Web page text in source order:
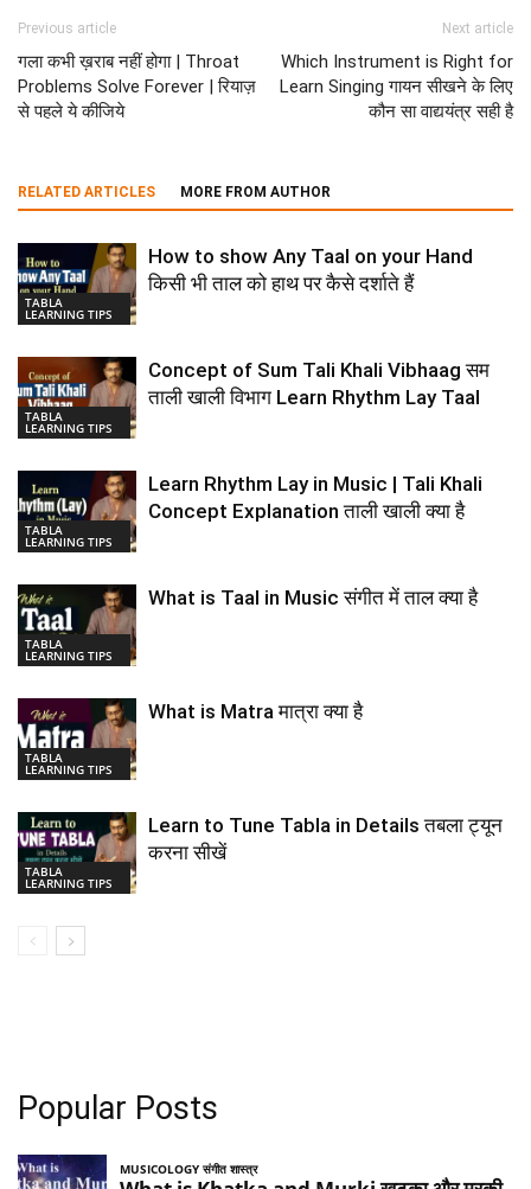
Previous article
गला कभी ख़राब नहीं होगा | Throat
Problems Solve Forever | रियाज़
से पहले ये कीजिये
Next article
Which Instrument is Right for
Learn Singing गायन सीखने के लिए
कौन सा वाद्ययंत्र सही है
RELATED ARTICLES MORE FROM AUTHOR
TABLA
LEARNING TIPS
How to show Any Taal on your Hand
किसी भी ताल को हाथ पर कैसे दर्शाते हैं
TABLA
LEARNING TIPS
Concept of Sum Tali Khali Vibhaag सम
ताली खाली विभाग Learn Rhythm Lay Taal
TABLA
LEARNING TIPS
Learn Rhythm Lay in Music | Tali Khali
Concept Explanation ताली खाली क्या है
TABLA
LEARNING TIPS
What is Taal in Music संगीत में ताल क्या है
TABLA
LEARNING TIPS
What is Matra मात्रा क्या है
TABLA
LEARNING TIPS
Learn to Tune Tabla in Details तबला ट्यून
करना सीखें
Popular Posts